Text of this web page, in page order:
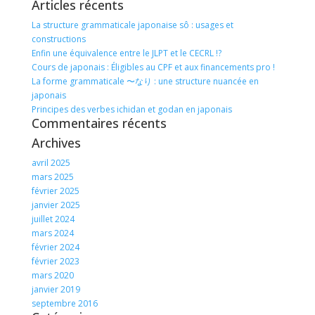
Articles récents
La structure grammaticale japonaise sô : usages et
constructions
Enfin une équivalence entre le JLPT et le CECRL !?
Cours de japonais : Éligibles au CPF et aux financements pro !
La forme grammaticale 〜なり : une structure nuancée en
japonais
Principes des verbes ichidan et godan en japonais
Commentaires récents
Archives
avril 2025
mars 2025
février 2025
janvier 2025
juillet 2024
mars 2024
février 2024
février 2023
mars 2020
janvier 2019
septembre 2016